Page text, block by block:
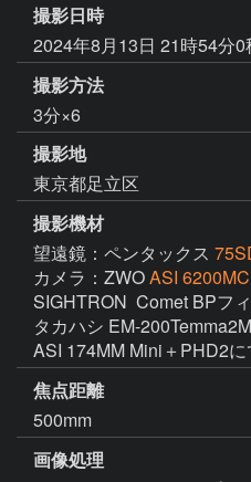
撮影日時
2024年8月13日 21時54分0
撮影方法
3分×6
撮影地
東京都足立区
撮影機材
望遠鏡：ペンタックス
カメラ：ZWOASI
SIGHTRON  Comet BPフ
タカハシ EM-
ASI 174MM Mini＋PHD2に
焦点距離
500mm
画像処理